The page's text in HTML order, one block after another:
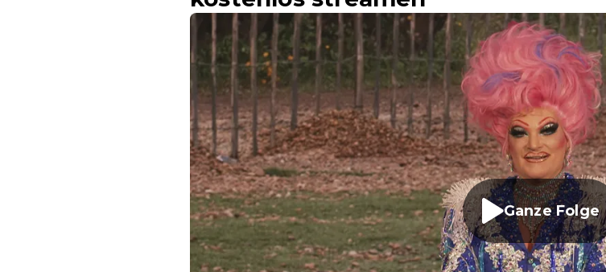
Ganze Folge